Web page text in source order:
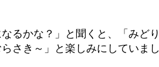
るかな？」と聞くと、「みどり
さき～」と楽しみにしていまし